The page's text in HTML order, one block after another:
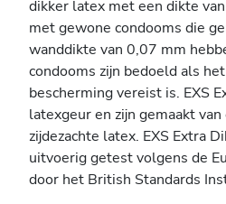
dikker latex met een dikte
met gewone condooms die
wanddikte van 0,07 mm
condooms zijn bedoeld als
bescherming vereist is. EXS
latexgeur en zijn gemaakt
zijdezachte latex. EXS Extra
uitvoerig getest volgens de
door het British Standards